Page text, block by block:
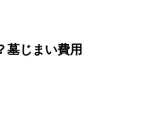
墓じまい費用